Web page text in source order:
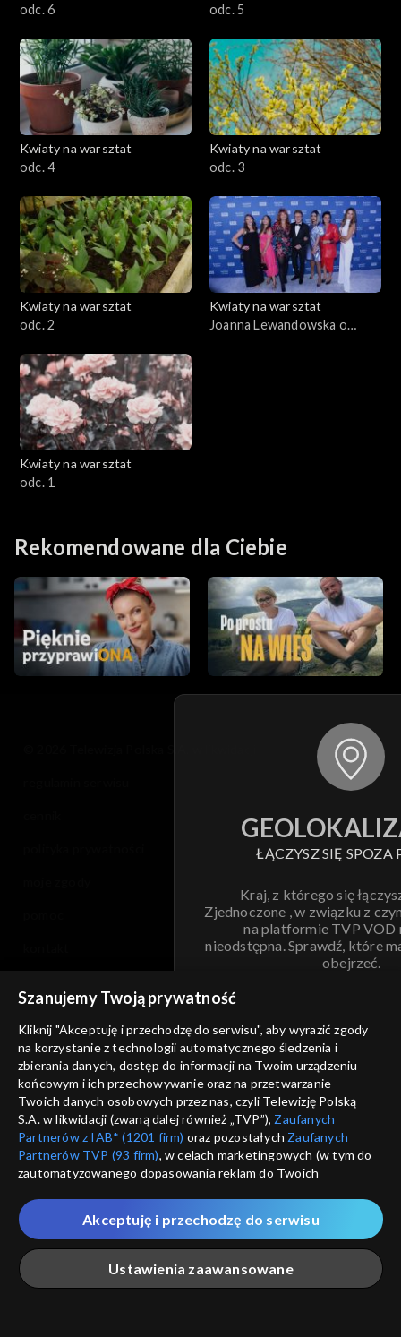
odc. 6
odc. 5
Kwiaty na warsztat
odc. 4
Kwiaty na warsztat
odc. 3
Kwiaty na warsztat
odc. 2
Kwiaty na warsztat
Joanna Lewandowska o
Kwiaty na warsztat
odc. 1
Rekomendowane dla Ciebie
ŁĄCZYSZ SIĘ SPOZA
Kraj, z którego się
Zjednoczone , w związku z
na platformie TVP VOD
nieodstępna. Sprawdź, które
obejrzeć.
ANULUJ
informacje o dostawcy usług
Szanujemy Twoją prywatność
Kliknij "Akceptuję i przechodzę do serwisu", aby wyrazić zgody
na korzystanie z technologii automatycznego śledzenia i
zbierania danych, dostęp do informacji na Twoim urządzeniu
końcowym i ich przechowywanie oraz na przetwarzanie
Twoich danych osobowych przez nas, czyli Telewizję Polską
S.A. w likwidacji (zwaną dalej również „TVP”), Zaufanych
Partnerów z IAB* (1201 firm) oraz pozostałych Zaufanych
Partnerów TVP (93 firm), w celach marketingowych (w tym do
zautomatyzowanego dopasowania reklam do Twoich
które wskazujemy poniżej, a także zgody na udostępnianie
przez nas identyfikatora PPID do Google.
Twoje dane osobowe zbierane podczas odwiedzania przez
Ciebie naszych
poszczególnych serwisówzwanych dalej
„Portalem”, w tym informacje zapisywane za pomocą
Ustawienia zaawansowane
Akceptuję i przechodzę do serwisu